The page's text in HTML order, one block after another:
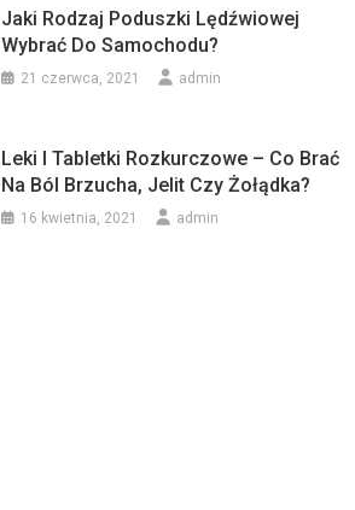
Jaki Rodzaj Poduszki Lędźwiowej
Wybrać Do Samochodu?
21 czerwca, 2021 admin
Leki I Tabletki Rozkurczowe – Co Brać
Na Ból Brzucha, Jelit Czy Żołądka?
16 kwietnia, 2021 admin